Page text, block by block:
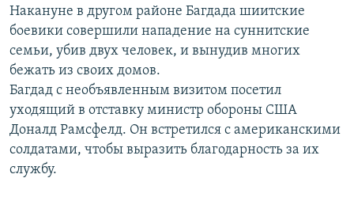
СИБИРЬ.РЕАЛИИ
РАСПИСАНИЕ ВЕЩАНИЯ
ПОДПИШИТЕСЬ НА РАССЫЛКУ
СОЦИАЛЬНЫЕ СЕТИ
Накануне в другом районе Багдада шиитские
боевики совершили нападение на суннитские
семьи, убив двух человек, и вынудив многих
бежать из своих домов.
Багдад с необъявленным визитом посетил
уходящий в отставку министр обороны США
Доналд Рамсфелд. Он встретился с американскими
солдатами, чтобы выразить благодарность за их
службу.